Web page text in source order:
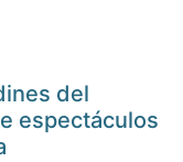
del
espectáculos